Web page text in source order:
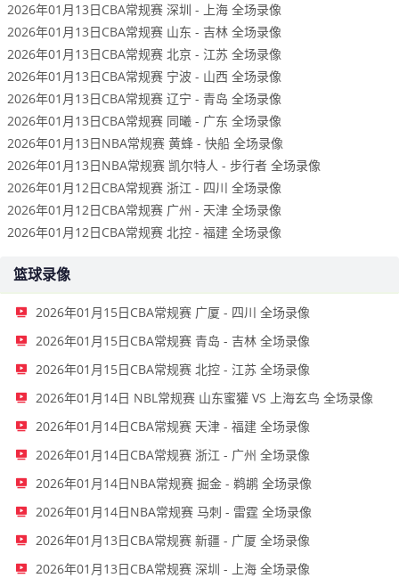
2026年01月13日CBA常规赛 深圳 - 上海 全场录像
2026年01月13日CBA常规赛 山东 - 吉林 全场录像
2026年01月13日CBA常规赛 北京 - 江苏 全场录像
2026年01月13日CBA常规赛 宁波 - 山西 全场录像
2026年01月13日CBA常规赛 辽宁 - 青岛 全场录像
2026年01月13日CBA常规赛 同曦 - 广东 全场录像
2026年01月13日NBA常规赛 黄蜂 - 快船 全场录像
2026年01月13日NBA常规赛 凯尔特人 - 步行者 全场录像
2026年01月12日CBA常规赛 浙江 - 四川 全场录像
2026年01月12日CBA常规赛 广州 - 天津 全场录像
2026年01月12日CBA常规赛 北控 - 福建 全场录像
篮球录像
2026年01月15日CBA常规赛 广厦 - 四川 全场录像
2026年01月15日CBA常规赛 青岛 - 吉林 全场录像
2026年01月15日CBA常规赛 北控 - 江苏 全场录像
2026年01月14日 NBL常规赛 山东蜜獾 VS 上海玄鸟 全场录像
2026年01月14日CBA常规赛 天津 - 福建 全场录像
2026年01月14日CBA常规赛 浙江 - 广州 全场录像
2026年01月14日NBA常规赛 掘金 - 鹈鹕 全场录像
2026年01月14日NBA常规赛 马刺 - 雷霆 全场录像
2026年01月13日CBA常规赛 新疆 - 广厦 全场录像
2026年01月13日CBA常规赛 深圳 - 上海 全场录像